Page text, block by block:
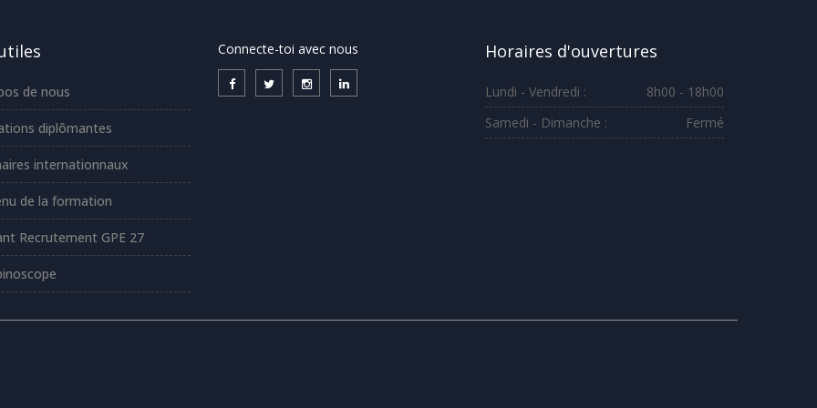
de nous
diplômantes
internationnaux
de la formation
Recrutement GPE 27
Connecte-toi avec nous Horaires d'ouvertures
Lundi - Vendredi :
8h00 - 18h00
Samedi - Dimanche :
Fermé